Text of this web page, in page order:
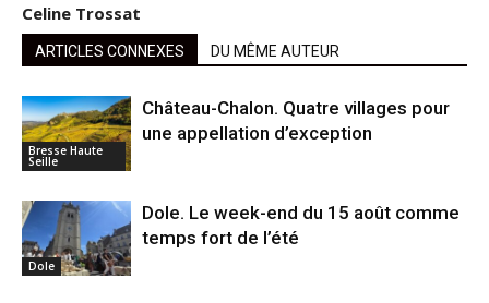
Celine Trossat
ARTICLES CONNEXES DU MÊME AUTEUR
Bresse Haute
Seille
Château-Chalon. Quatre villages pour
une appellation d’exception
Dole
Dole. Le week-end du 15 août comme
temps fort de l’été